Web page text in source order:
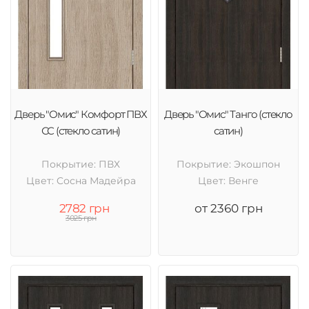
Дверь "Омис" Комфорт ПВХ
СС (стекло сатин)
Покрытие: ПВХ
Цвет: Cосна Мадейра
2782 грн
3025 грн
Дверь "Омис" Танго (стекло
сатин)
Покрытие: Экошпон
Цвет: Венге
от 2360 грн